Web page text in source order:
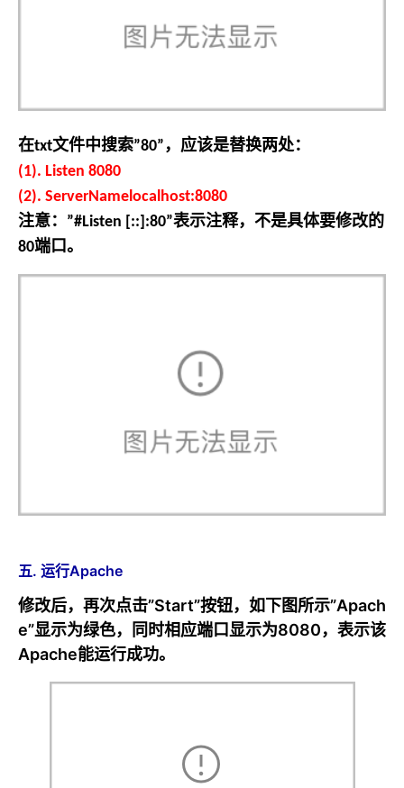
在txt文件中搜索”80” ，应该是替换两处：
(1). Listen 8080
(2). ServerNamelocalhost:8080
注意： ”#Listen [::]:80”表示注释，不是具体要修改的
80端口。
五. 运行Apache
修改后，再次点击”Start”按钮，如下图所示”Apach
e”显示为绿色，同时相应端口显示为8080，表示该
Apache能运行成功。